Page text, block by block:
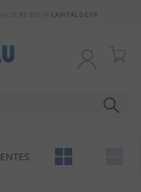
NA CAPITAL DE SP
chocolate